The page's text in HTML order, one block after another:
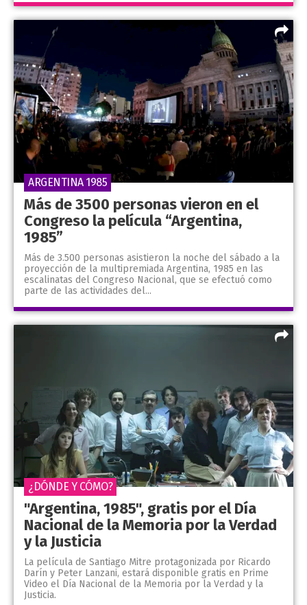
Más de 3500 personas vieron en el
Congreso la película “Argentina,
1985”
Más de 3.500 personas asistieron la noche del sábado a la
proyección de la multipremiada Argentina, 1985 en las
escalinatas del Congreso Nacional, que se efectuó como
parte de las actividades del...
ARGENTINA 1985
"Argentina, 1985", gratis por el Día
Nacional de la Memoria por la Verdad
y la Justicia
La película de Santiago Mitre protagonizada por Ricardo
Darín y Peter Lanzani, estará disponible gratis en Prime
Video el Día Nacional de la Memoria por la Verdad y la
Justicia.
¿DÓNDE Y CÓMO?